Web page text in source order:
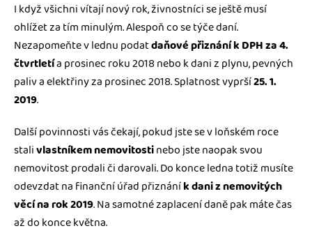
I když všichni vítají nový rok, živnostníci se ještě musí
ohlížet za tím minulým. Alespoň co se týče daní.
Nezapomeňte v lednu podatdaňové přiznání k DPH za 4.
čtvrtletía prosinec roku 2018 nebo k dani z plynu, pevných
paliv a elektřiny za prosinec 2018. Splatnost vyprší25. 1.
2019.
Další povinnosti vás čekají, pokud jste se v loňském roce
stalivlastníkem nemovitostinebo jste naopak svou
nemovitost prodali či darovali. Do konce ledna totiž musíte
odevzdat na finanční úřad přiznáník dani z nemovitých
věcí na rok 2019. Na samotné zaplacení daně pak máte čas
až do konce května.